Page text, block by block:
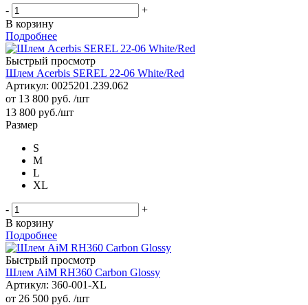
-
+
В корзину
Подробнее
Быстрый просмотр
Шлем Acerbis SEREL 22-06 White/Red
Артикул: 0025201.239.062
от 13 800 руб. /шт
13 800 руб./шт
Размер
S
M
L
XL
-
+
В корзину
Подробнее
Быстрый просмотр
Шлем AiM RH360 Carbon Glossy
Артикул: 360-001-XL
от 26 500 руб. /шт